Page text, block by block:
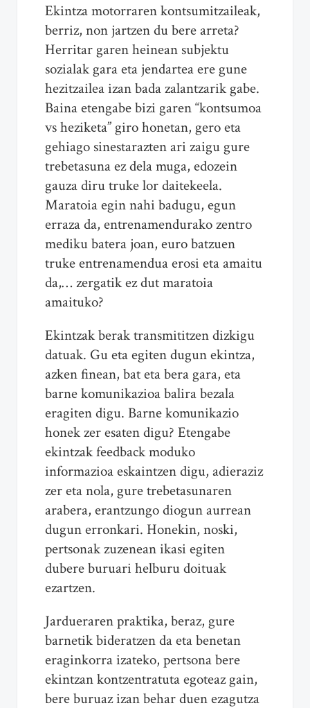
Ekintza motorraren kontsumitzaileak,
berriz, non jartzen du bere arreta?
Herritar garen heinean subjektu
sozialak gara eta jendartea ere gune
hezitzailea izan bada zalantzarik gabe.
Baina etengabe bizi garen “kontsumoa
vs heziketa” giro honetan, gero eta
gehiago sinestarazten ari zaigu gure
trebetasuna ez dela muga, edozein
gauza diru truke lor daitekeela.
Maratoia egin nahi badugu, egun
erraza da, entrenamendurako zentro
mediku batera joan, euro batzuen
truke entrenamendua erosi eta amaitu
da,… zergatik ez dut maratoia
amaituko?
Ekintzak berak transmititzen dizkigu
datuak. Gu eta egiten dugun ekintza,
azken finean, bat eta bera gara, eta
barne komunikazioa balira bezala
eragiten digu. Barne komunikazio
honek zer esaten digu? Etengabe
ekintzak feedback moduko
informazioa eskaintzen digu, adieraziz
zer eta nola, gure trebetasunaren
arabera, erantzungo diogun aurrean
dugun erronkari. Honekin, noski,
pertsonak zuzenean ikasi egiten
dubere buruari helburu doituak
ezartzen.
Jardueraren praktika, beraz, gure
barnetik bideratzen da eta benetan
eraginkorra izateko, pertsona bere
ekintzan kontzentratuta egoteaz gain,
bere buruaz izan behar duen ezagutza